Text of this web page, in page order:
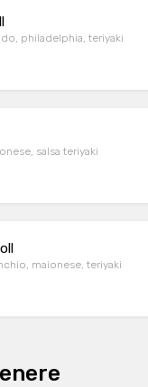
philadelphia, teriyaki
salsa teriyaki
maionese, teriyaki